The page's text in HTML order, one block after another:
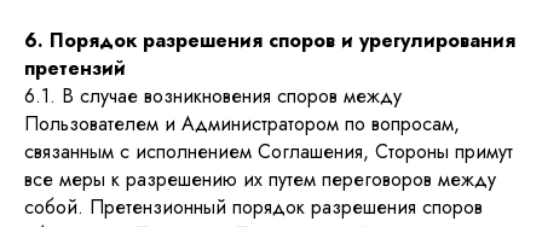
6. Порядок разрешения споров и урегулирования
претензий
6.1. В случае возникновения споров между
Пользователем и Администратором по вопросам,
связанным с исполнением Соглашения, Стороны примут
все меры к разрешению их путем переговоров между
собой. Претензионный порядок разрешения споров